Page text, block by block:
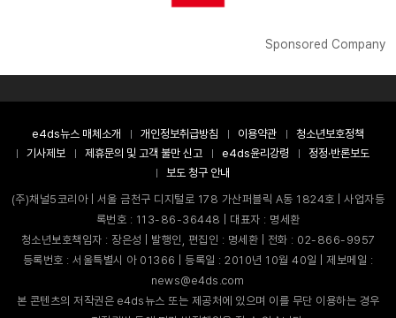
Sponsored Company
e4ds뉴스 매체소개 개인정보취급방침 이용약관
청소년보호정책
기사제보
제휴문의 및 고객 불만 신고 e4ds윤리강령
정정·반론보도
보도 청구 안내
(주)채널5코리아 | 서울 금천구 디지털로 178 가산퍼블릭 A동 1824호 | 사업자등
록번호 : 113-86-36448 | 대표자 : 명세환
청소년보호책임자 : 장은성 | 발행인, 편집인 : 명세환 | 전화 : 02-866-9957
등록번호 : 서울특별시 아 01366 | 등록일 : 2010년 10월 40일 | 제보메일 :
news@e4ds.com
본 콘텐츠의 저작권은 e4ds뉴스 또는 제공처에 있으며 이를 무단 이용하는 경우